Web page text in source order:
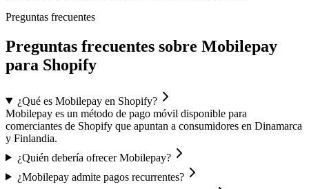
Preguntas frecuentes
Preguntas frecuentes sobre Mobilepay
para Shopify
¿Qué es Mobilepay en Shopify?
Mobilepay es un método de pago móvil disponible para
comerciantes de Shopify que apuntan a consumidores en Dinamarca
y Finlandia.
¿Quién debería ofrecer Mobilepay?
¿Mobilepay admite pagos recurrentes?